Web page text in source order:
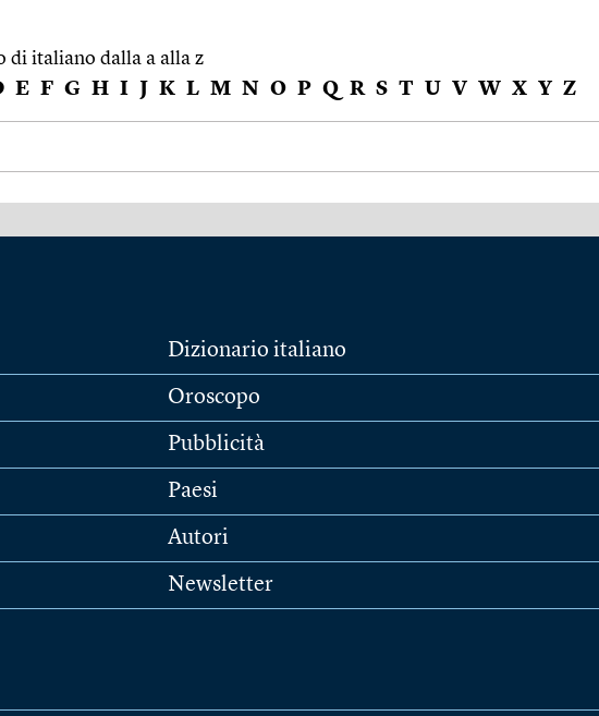
di italiano dalla a alla z
E F G H I J K L M N O P Q R S T U V W X Y Z
Dizionario italiano
Oroscopo
Pubblicità
Paesi
Autori
Newsletter